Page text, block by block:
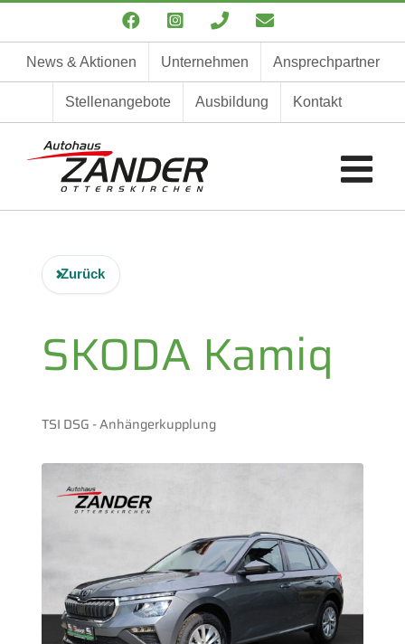
springen
FacebookInstagram
TelefonE-
Mail
News & Aktionen Unternehmen Ansprechpartner
Stellenangebote Ausbildung Kontakt
Zurück
SKODA Kamiq
TSI DSG - Anhängerkupplung